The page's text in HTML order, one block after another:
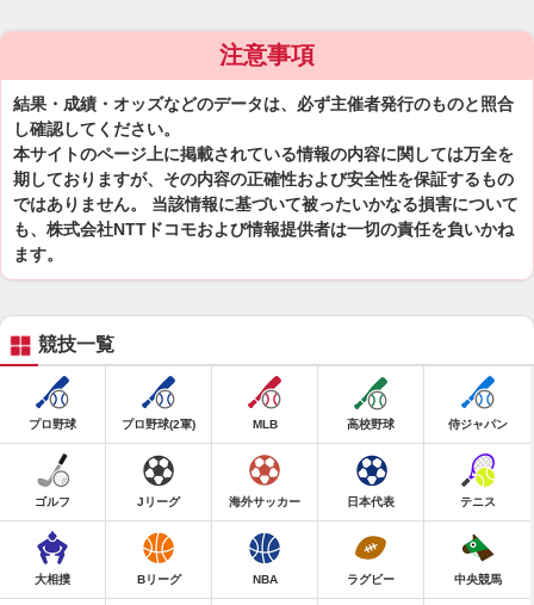
注意事項
結果・成績・オッズなどのデータは、必ず主催者発行のものと照合
し確認してください。
本サイトのページ上に掲載されている情報の内容に関しては万全を
期しておりますが、その内容の正確性および安全性を保証するもの
ではありません。 当該情報に基づいて被ったいかなる損害について
も、株式会社NTTドコモおよび情報提供者は一切の責任を負いかね
ます。
競技一覧
プロ野球 プロ野球(2軍) MLB 高校野球 侍ジャパン
ゴルフ Jリーグ 海外サッカー 日本代表 テニス
大相撲 Bリーグ NBA ラグビー 中央競馬